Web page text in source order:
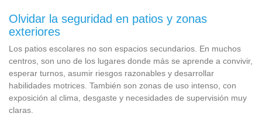
Olvidar la seguridad en patios y zonas
exteriores
Los patios escolares no son espacios secundarios. En muchos
centros, son uno de los lugares donde más se aprende a convivir,
esperar turnos, asumir riesgos razonables y desarrollar
habilidades motrices. También son zonas de uso intenso, con
exposición al clima, desgaste y necesidades de supervisión muy
claras.